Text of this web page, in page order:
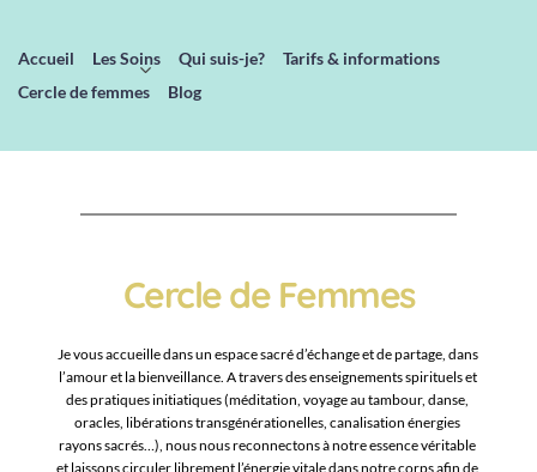
Accueil Les Soins Qui suis-je?
Tarifs & informations
Cercle de femmes
Blog
Cercle de Femmes
Je vous accueille dans un espace sacré d’échange et de partage, dans
l’amour et la bienveillance. A travers des enseignements spirituels et
des pratiques initiatiques (méditation, voyage au tambour, danse,
oracles, libérations transgénérationelles, canalisation énergies
rayons sacrés…), nous nous reconnectons à notre essence véritable
et laissons circuler librement l’énergie vitale dans notre corps afin de